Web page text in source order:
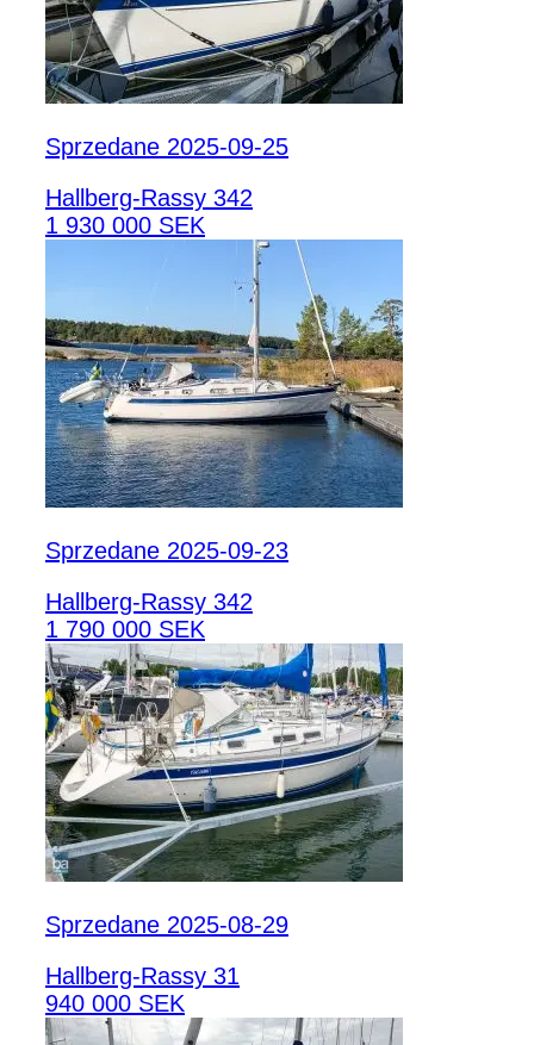
Sprzedane 2025-09-25
Hallberg-Rassy 342
1 930 000 SEK
Sprzedane 2025-09-23
Hallberg-Rassy 342
1 790 000 SEK
Sprzedane 2025-08-29
Hallberg-Rassy 31
940 000 SEK